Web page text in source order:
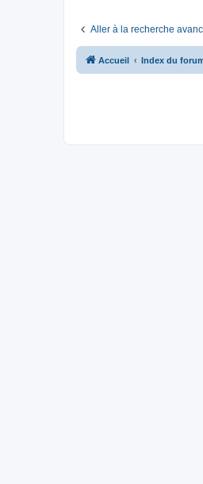
Aller à la recherche
Accueil Index du